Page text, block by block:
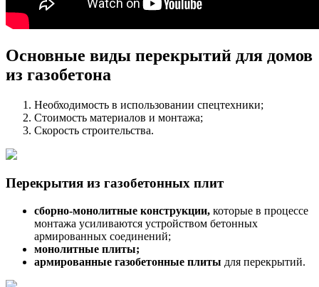
Основные виды перекрытий для домов
из газобетона
Необходимость в использовании спецтехники;
Стоимость материалов и монтажа;
Скорость строительства.
Перекрытия из газобетонных плит
сборно-монолитные конструкции, которые в процессе
монтажа усиливаются устройством бетонных
армированных соединений;
монолитные плиты;
армированные газобетонные плиты для перекрытий.